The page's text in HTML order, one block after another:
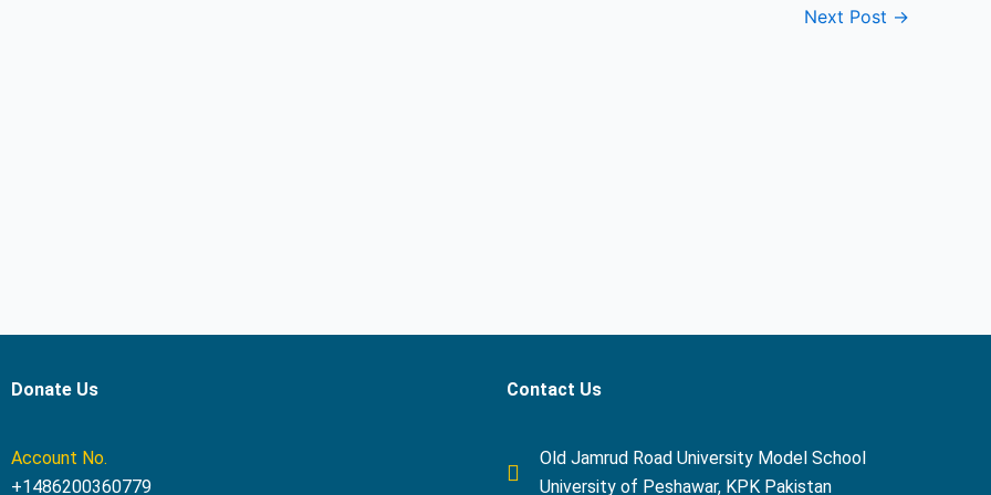
Next Post →
Donate Us
Account No.
+1486200360779
Contact Us
Old Jamrud Road University Model School
University of Peshawar, KPK Pakistan